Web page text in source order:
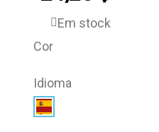
Em stock
Cor
Idioma